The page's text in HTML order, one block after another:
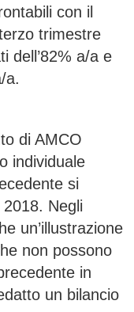
con il
trimestre
dell’82% a/a e
a.
di AMCO
individuale
si
Negli
un’illustrazione
non possono
in
un bilancio